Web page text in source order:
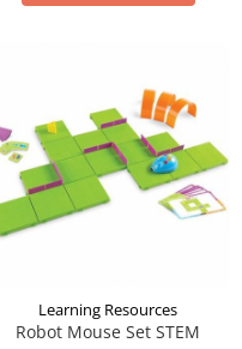
Learning Resources
Robot Mouse Set STEM